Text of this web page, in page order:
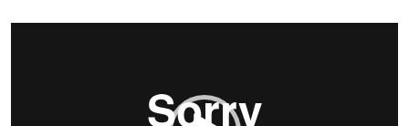
Lecteur